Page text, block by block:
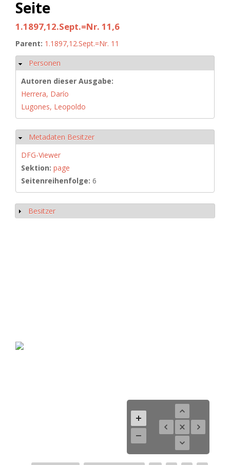
Seite
1.1897,12.Sept.=Nr. 11,6
Parent: 1.1897,12.Sept.=Nr. 11
Hide
Personen
Autoren dieser Ausgabe:
Herrera, Darío
Lugones, Leopoldo
Hide
Metadaten Besitzer
DFG-Viewer
Sektion: page
Seitenreihenfolge: 6
Show
Besitzer